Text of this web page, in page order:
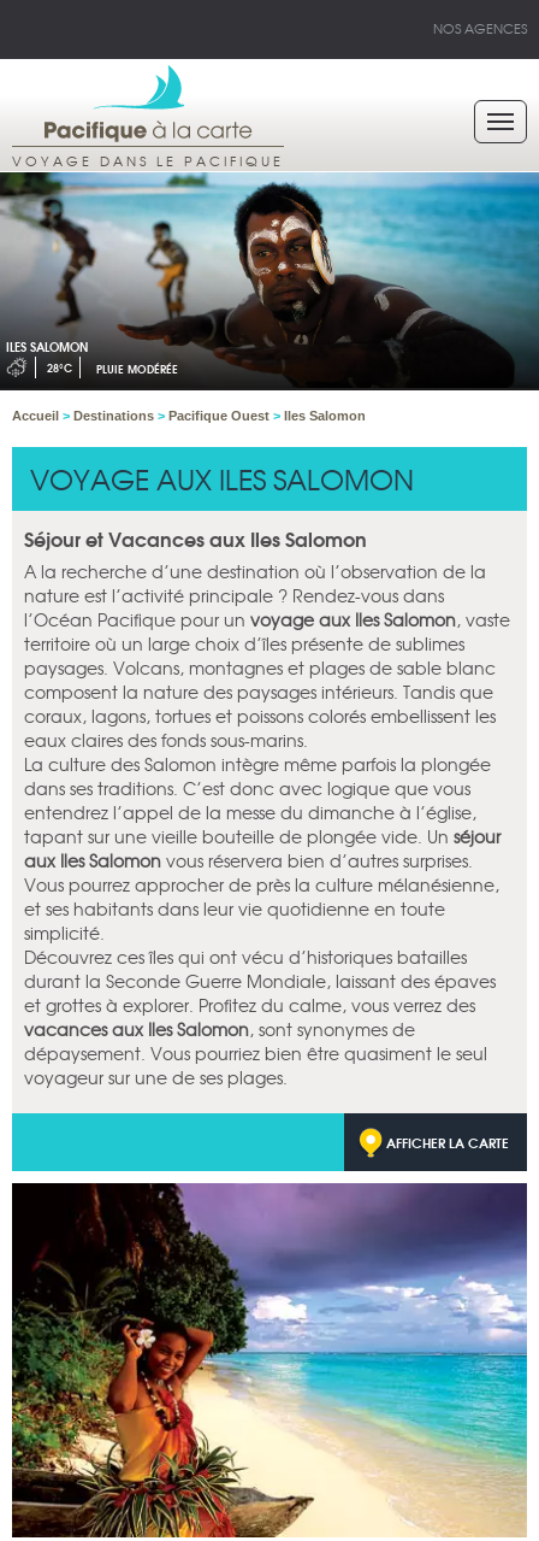
NOS AGENCES
VOYAGE DANS LE PACIFIQUE
ILES SALOMON
28°C PLUIE MODÉRÉE
Accueil > Destinations > Pacifique Ouest > Iles Salomon
VOYAGE AUX ILES SALOMON
Séjour et Vacances aux Iles Salomon
A la recherche d’une destination où l’observation de la
nature est l’activité principale ? Rendez-vous dans
l’Océan Pacifique pour un voyage aux Iles Salomon, vaste
territoire où un large choix d’îles présente de sublimes
paysages. Volcans, montagnes et plages de sable blanc
composent la nature des paysages intérieurs. Tandis que
coraux, lagons, tortues et poissons colorés embellissent les
eaux claires des fonds sous-marins.
La culture des Salomon intègre même parfois la plongée
dans ses traditions. C’est donc avec logique que vous
entendrez l’appel de la messe du dimanche à l’église,
tapant sur une vieille bouteille de plongée vide. Un séjour
aux Iles Salomon vous réservera bien d’autres surprises.
Vous pourrez approcher de près la culture mélanésienne,
et ses habitants dans leur vie quotidienne en toute
simplicité.
Découvrez ces îles qui ont vécu d’historiques batailles
durant la Seconde Guerre Mondiale, laissant des épaves
et grottes à explorer. Profitez du calme, vous verrez des
vacances aux Iles Salomon, sont synonymes de
dépaysement. Vous pourriez bien être quasiment le seul
voyageur sur une de ses plages.
AFFICHER LA CARTE